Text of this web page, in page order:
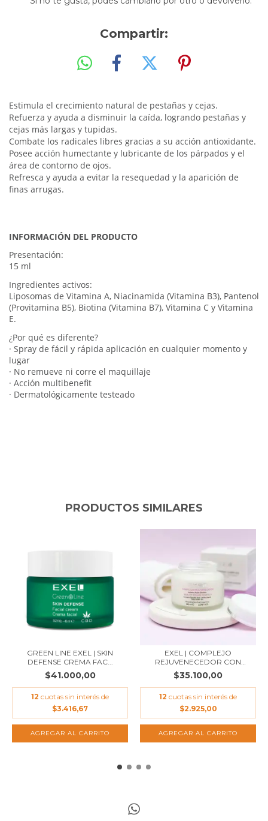
Compartir:
Estimula el crecimiento natural de pestañas y cejas.
Refuerza y ayuda a disminuir la caída, logrando pestañas y
cejas más largas y tupidas.
Combate los radicales libres gracias a su acción antioxidante.
Posee acción humectante y lubricante de los párpados y el
área de contorno de ojos.
Refresca y ayuda a evitar la resequedad y la aparición de
finas arrugas.
INFORMACIÓN DEL PRODUCTO
Presentación:
15 ml
Ingredientes activos:
Liposomas de Vitamina A, Niacinamida (Vitamina B3), Pantenol
(Provitamina B5), Biotina (Vitamina B7), Vitamina C y Vitamina
E.
¿Por qué es diferente?
· Spray de fácil y rápida aplicación en cualquier momento y
lugar
· No remueve ni corre el maquillaje
· Acción multibenefit
· Dermatológicamente testeado
PRODUCTOS SIMILARES
GREEN LINE EXEL | SKIN
DEFENSE CREMA FAC...
$41.000,00
12 cuotas sin interés de
$3.416,67
EXEL | COMPLEJO
REJUVENECEDOR CON
GLICÓL...
$35.100,00
12 cuotas sin interés de
$2.925,00
AGREGAR AL CARRITO